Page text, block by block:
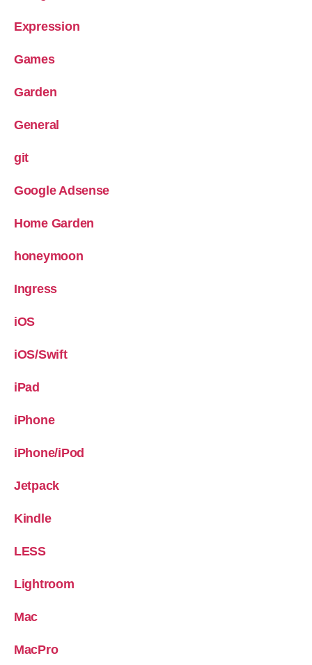
Expression
Games
Garden
General
git
Google Adsense
Home Garden
honeymoon
Ingress
iOS
iOS/Swift
iPad
iPhone
iPhone/iPod
Jetpack
Kindle
LESS
Lightroom
Mac
MacPro